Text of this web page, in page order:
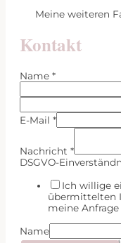
Meine weiteren
Kontakt
Name *
E-Mail *
Nachricht *
DSGVO-
Ich willige
übermittelten
meine
Name